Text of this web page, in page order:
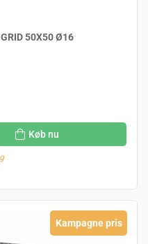
50X50 Ø16
Køb nu
Kampagne pris